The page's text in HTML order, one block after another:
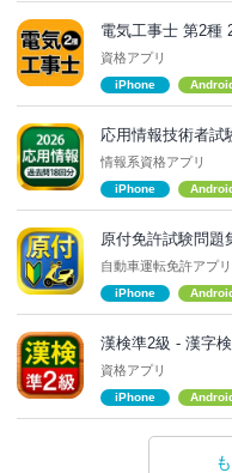
電気工事士 第2種
資格アプリ
iPhone
応用情報技術者試
情報系資格アプリ
iPhone
原付免許試験問題
自動車運転免許アプリ
iPhone
漢検準2級 - 漢字
資格アプリ
iPhone